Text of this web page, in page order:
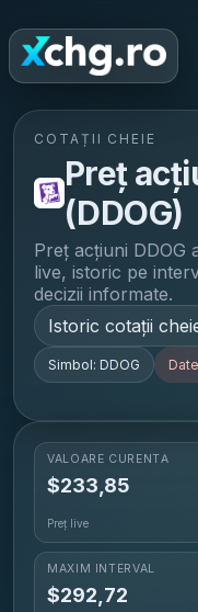
COTAȚII CHEIE
Preț
(DDOG)
Preț acțiuni DDOG
live, istoric pe
decizii informate.
Istoric cotații
Simbol: DDOG
VALOARE CURENTĂ
$233,85
Preț live
MAXIM INTERVAL
$292,72